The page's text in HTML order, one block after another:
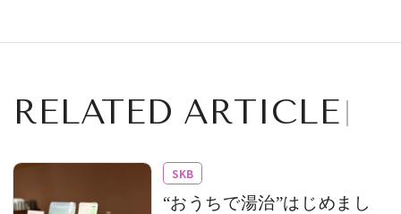
RELATED ARTICLE
SKB
“おうちで湯治”はじめまし